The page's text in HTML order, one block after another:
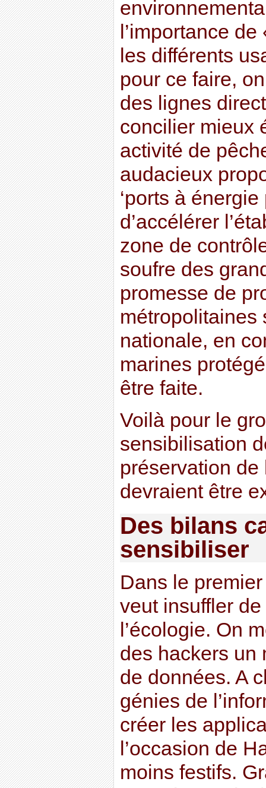
l’importance
les différents
pour ce faire,
des lignes
concilier mieux
activité de
audacieux
‘ports à énergie
d’accélérer
zone de
soufre des
promesse de
métropolitaines
nationale, en
marines
être faite.
Voilà pour le
sensibilisation
préservation
devraient être
Des bilans
sensibiliser
Dans le
veut insuffler
l’écologie. On
des hackers un
de données. A
génies de
créer les
l’occasion de
moins festifs.